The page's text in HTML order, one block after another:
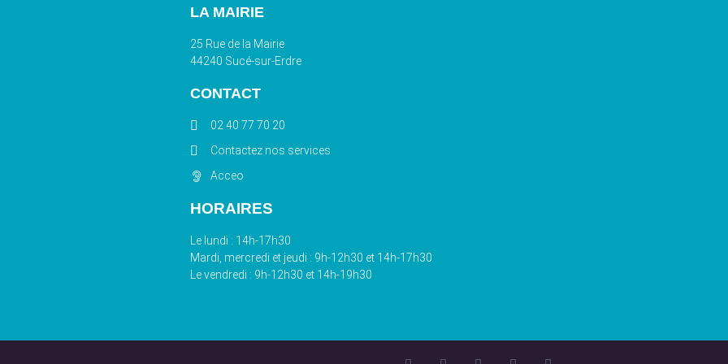
LA MAIRIE
25 Rue de la Mairie
44240 Sucé-sur-Erdre
CONTACT
02 40 77 70 20
Contactez nos services
Acceo
HORAIRES
Le lundi : 14h-17h30
Mardi, mercredi et jeudi : 9h-12h30 et 14h-17h30
Le vendredi : 9h-12h30 et 14h-19h30